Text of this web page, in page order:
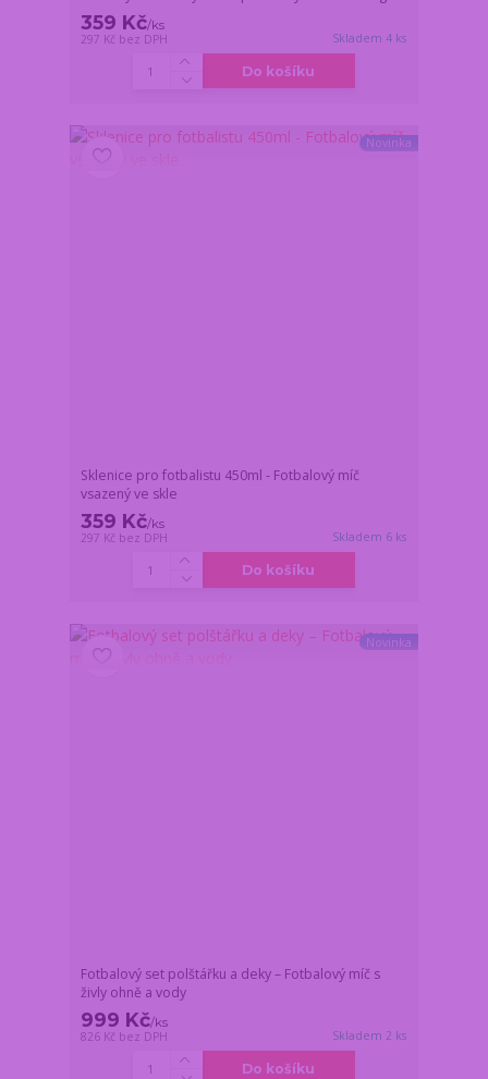
359 Kč/ks
297 Kč bez DPH Skladem 4 ks
Do košíku
Novinka
Sklenice pro fotbalistu 450ml - Fotbalový míč
vsazený ve skle
359 Kč/ks
297 Kč bez DPH Skladem 6 ks
Do košíku
Novinka
Fotbalový set polštářku a deky – Fotbalový míč s
živly ohně a vody
999 Kč/ks
826 Kč bez DPH Skladem 2 ks
Do košíku